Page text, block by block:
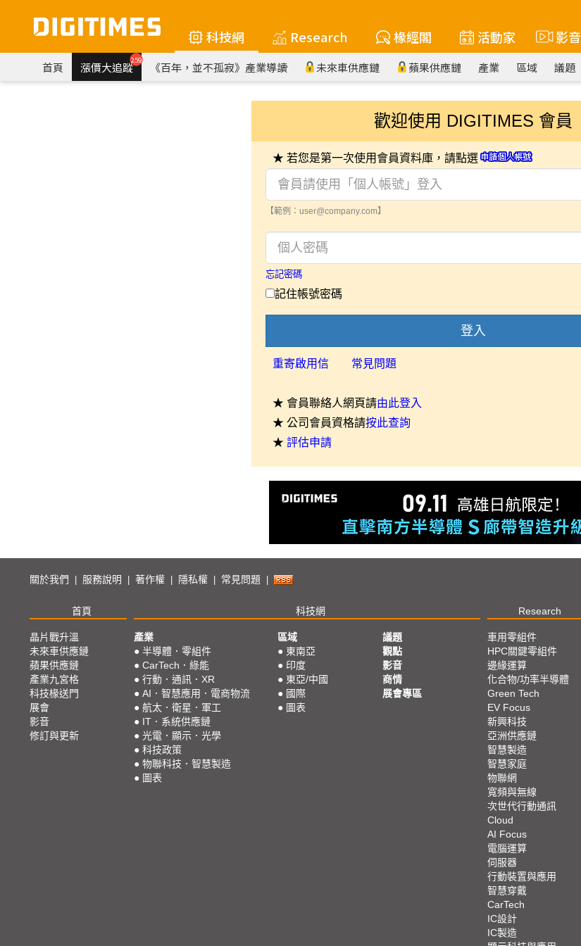
科技網 Research 椽經閣 活動家 影音
首頁 漲價大追蹤259 《百年，並不孤寂》產業導讀 未來車供應鏈 蘋果供應鏈 產業 區域 議題
歡迎使用 DIGITIMES 會員
★ 若您是第一次使用會員資料庫，請點選
【範例：user@company.com】
忘記密碼
記住帳號密碼
登入
重寄啟用信 常見問題
★ 會員聯絡人網頁請由此登入
★ 公司會員資格請按此查詢
★ 評估申請
關於我們 服務說明 著作權 隱私權 常見問題
首頁 科技網 Research
晶片戰升溫
未來車供應鏈
蘋果供應鏈
產業九宮格
科技椽送門
展會
影音
修訂與更新
產業
● 半導體．零組件
● CarTech．綠能
● 行動．通訊．XR
● AI．智慧應用．電商物流
● 航太．衛星．軍工
● IT．系統供應鏈
● 光電．顯示．光學
● 科技政策
● 物聯科技．智慧製造
● 圖表
區域
● 東南亞
● 印度
● 東亞/中國
● 國際
● 圖表
議題
觀點
影音
商情
展會專區
車用零組件
HPC關鍵零組件
邊緣運算
化合物/功率半導體
Green Tech
EV Focus
新興科技
亞洲供應鏈
智慧製造
智慧家庭
物聯網
寬頻與無線
次世代行動通訊
Cloud
AI Focus
電腦運算
伺服器
行動裝置與應用
智慧穿戴
CarTech
IC設計
IC製造